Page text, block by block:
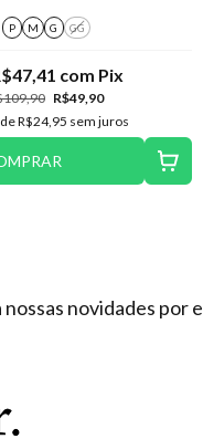
P M G GG
R$49,90
com Pix
R$24,95 sem juros
nossas novidades por